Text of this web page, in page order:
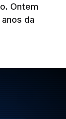
Ontem
da